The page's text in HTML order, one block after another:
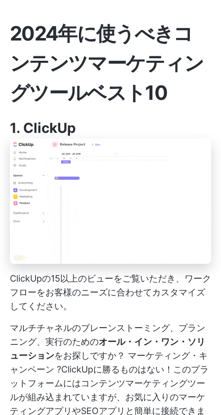
2024年に使うべきコ
ンテンツマーケティン
グツールベスト10
1. ClickUp
ClickUpの15以上のビューをご覧いただき、ワーク
フローをお客様のニーズに合わせてカスタマイズ
してください。
マルチチャネルのブレーンストーミング、プラン
ニング、実行のためのオール・イン・ワン・ソリ
ューションをお探しですか？ マーケティング・キ
ャンペーン ?ClickUpに勝るものはない！このプラ
ットフォームにはコンテンツマーケティングツー
ルが組み込まれていますが、お気に入りのマーケ
ティングアプリやSEOアプリと簡単に接続できま